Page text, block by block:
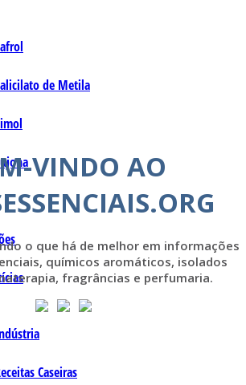
de Metila
Caseiras
VINDO AO
o que há de melhor em informações
químicos aromáticos, isolados
fragrâncias e perfumaria.